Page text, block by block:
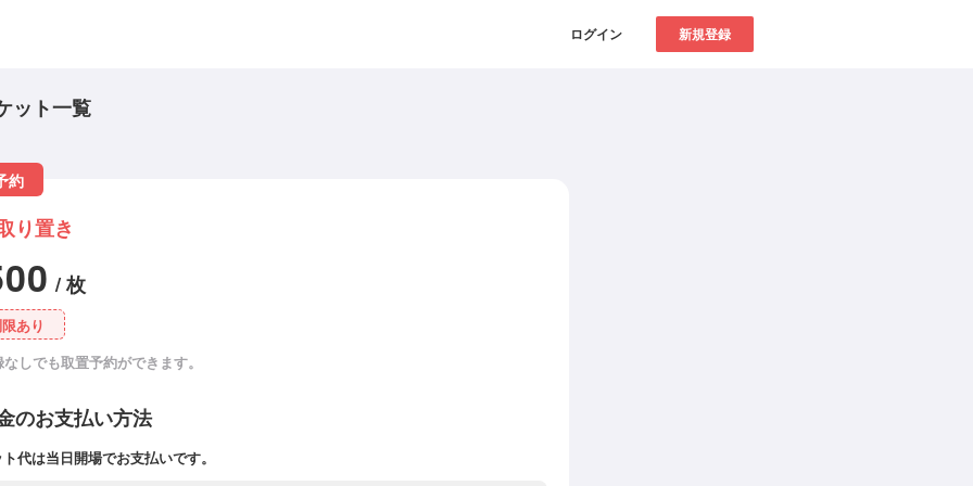
ログイン 新規登録
ット一覧
約
り置き
/ 枚
あり
しでも取置予約ができます。
のお支払い方法
代は当日開場でお支払いです。